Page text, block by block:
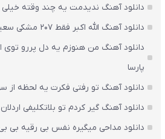
دانلود آهنگ ندیدمت یه چند وقته خیلی
دانلود آهنگ الله اکبر فقط 207 مشکی سعید کریمی
دانلود آهنگ من هنوزم یه دل پررو
پارسا
دانلود آهنگ تو رفتی فکرت یه لحظه از
دانلود آهنگ گیر کردم تو بلاتکلیفی اردلان
دانلود مداحی میگیره نفس بی رقیه بی